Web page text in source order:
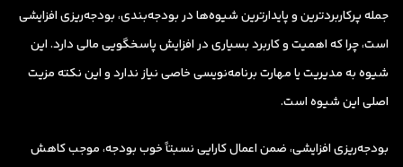
جمله پرکاربردترین و پایدارترین شیوه‌ها در بودجه‌بندی، بودجه‌ریزی افزایشی
است، چرا که اهمیت و کاربرد بسیاری در افزایش پاسخگویی مالی دارد. این
شیوه به مدیریت یا مهارت برنامه‌نویسی خاصی نیاز ندارد و این نکته مزیت
اصلی این شیوه است.
بودجه‌ریزی افزایشی، ضمن اعمال کارایی نسبتاً خوب بودجه، موجب کاهش